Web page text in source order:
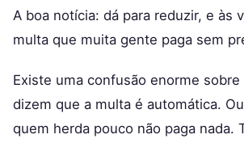
A boa notícia: dá para reduzir, e às
multa que muita gente paga sem
Existe uma confusão enorme
dizem que a multa é automática.
quem herda pouco não paga nada.